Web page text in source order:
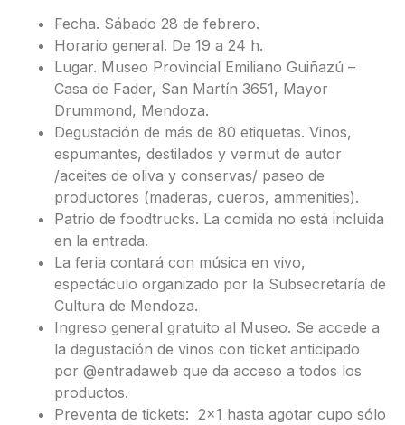
Fecha. Sábado 28 de febrero.
Horario general. De 19 a 24 h.
Lugar. Museo Provincial Emiliano Guiñazú –
Casa de Fader, San Martín 3651, Mayor
Drummond, Mendoza.
Degustación de más de 80 etiquetas. Vinos,
espumantes, destilados y vermut de autor
/aceites de oliva y conservas/ paseo de
productores (maderas, cueros, ammenities).
Patrio de foodtrucks. La comida no está incluida
en la entrada.
La feria contará con música en vivo,
espectáculo organizado por la Subsecretaría de
Cultura de Mendoza.
Ingreso general gratuito al Museo. Se accede a
la degustación de vinos con ticket anticipado
por @entradaweb que da acceso a todos los
productos.
Preventa de tickets: 2×1 hasta agotar cupo sólo